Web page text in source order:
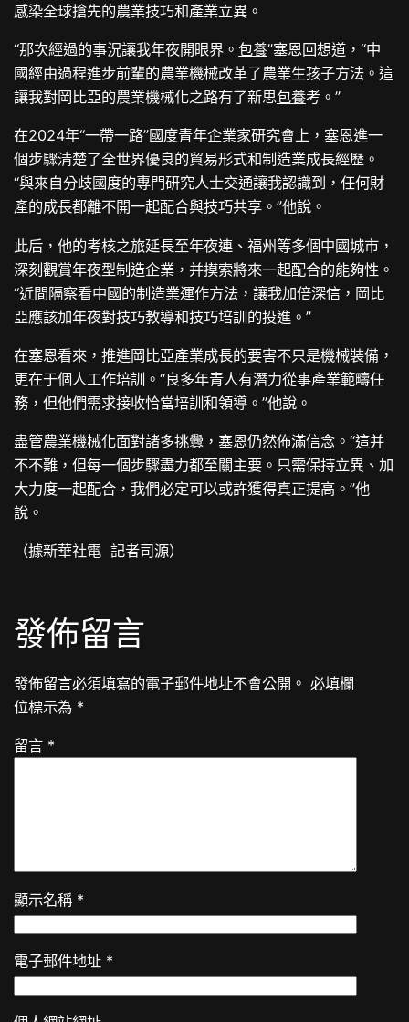
感染全球搶先的農業技巧和產業立異。
“那次經過的事況讓我年夜開眼界。包養”塞恩回想道，“中
國經由過程進步前輩的農業機械改革了農業生孩子方法。這
讓我對岡比亞的農業機械化之路有了新思包養考。”
在2024年“一帶一路”國度青年企業家研究會上，塞恩進一
個步驟清楚了全世界優良的貿易形式和制造業成長經歷。
“與來自分歧國度的專門研究人士交通讓我認識到，任何財
產的成長都離不開一起配合與技巧共享。”他說。
此后，他的考核之旅延長至年夜連、福州等多個中國城市，
深刻觀賞年夜型制造企業，并摸索將來一起配合的能夠性。
“近間隔察看中國的制造業運作方法，讓我加倍深信，岡比
亞應該加年夜對技巧教導和技巧培訓的投進。”
在塞恩看來，推進岡比亞產業成長的要害不只是機械裝備，
更在于個人工作培訓。“良多年青人有潛力從事產業範疇任
務，但他們需求接收恰當培訓和領導。”他說。
盡管農業機械化面對諸多挑釁，塞恩仍然佈滿信念。“這并
不不難，但每一個步驟盡力都至關主要。只需保持立異、加
大力度一起配合，我們必定可以或許獲得真正提高。”他
說。
（據新華社電 記者司源）
發佈留言
發佈留言必須填寫的電子郵件地址不會公開。 必填欄
位標示為 *
留言 *
顯示名稱 *
電子郵件地址 *